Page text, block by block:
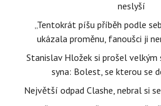
neslyší
„Tentokrát píšu příběh podle
ukázala proměnu, fanoušci ji
Stanislav Hložek si prošel
syna: Bolest, se kterou se
Největší odpad Clashe, nebral si